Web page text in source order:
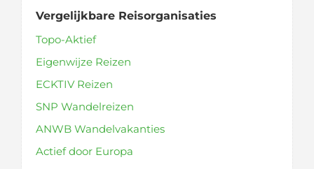
Vergelijkbare Reisorganisaties
Topo-Aktief
Eigenwijze Reizen
ECKTIV Reizen
SNP Wandelreizen
ANWB Wandelvakanties
Actief door Europa